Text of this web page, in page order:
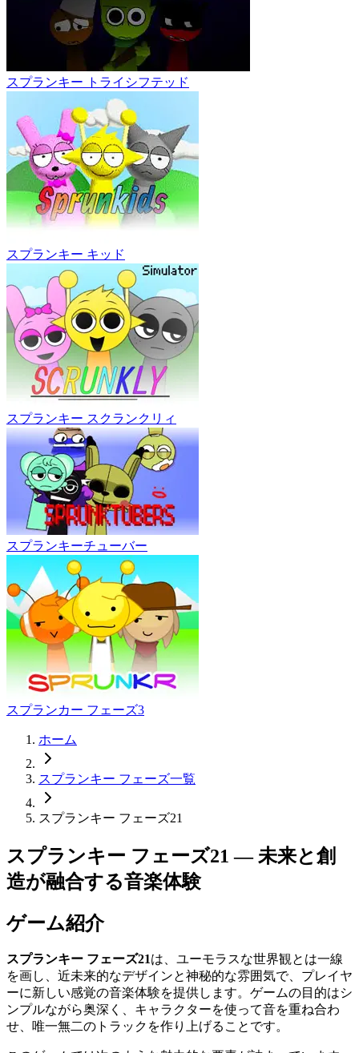
スプランキー トライシフテッド
スプランキー キッド
スプランキー スクランクリィ
スプランキーチューバー
スプランカー フェーズ3
ホーム
スプランキー フェーズ一覧
スプランキー フェーズ21
スプランキー フェーズ21 — 未来と創
造が融合する音楽体験
ゲーム紹介
スプランキー フェーズ21は、ユーモラスな世界観とは一線
を画し、近未来的なデザインと神秘的な雰囲気で、プレイヤ
ーに新しい感覚の音楽体験を提供します。ゲームの目的はシ
ンプルながら奥深く、キャラクターを使って音を重ね合わ
せ、唯一無二のトラックを作り上げることです。